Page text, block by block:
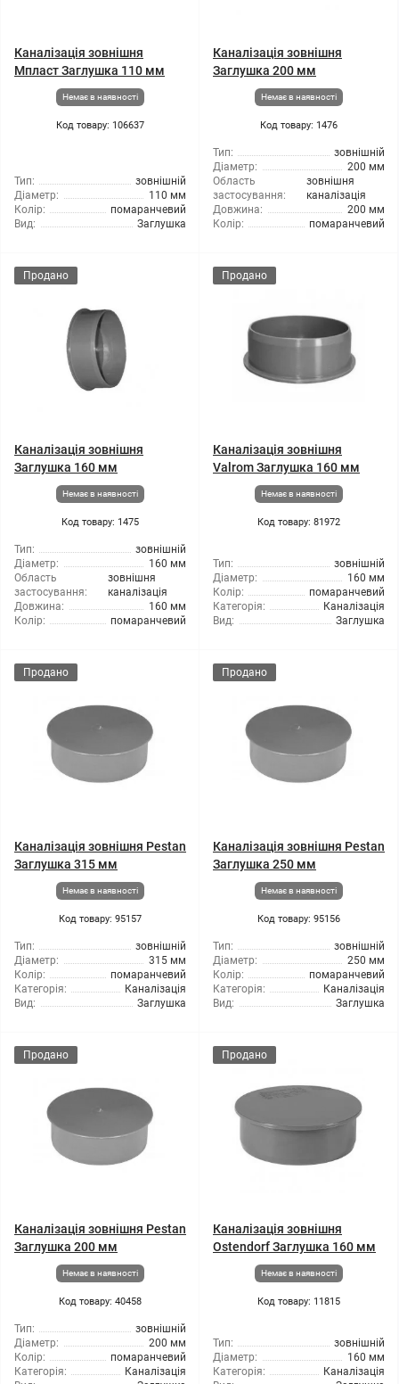
Каналізація зовнішня
Мпласт Заглушка 110 мм
Немає в наявності
Код товару: 106637
Тип:
зовнішній
Діаметр:
110 мм
Колір:
помаранчевий
Вид:
Заглушка
Каналізація зовнішня
Заглушка 200 мм
Немає в наявності
Код товару: 1476
Тип:
зовнішній
Діаметр:
200 мм
Область
застосування:
зовнішня
каналізація
Довжина:
200 мм
Колір:
помаранчевий
Продано
Каналізація зовнішня
Заглушка 160 мм
Немає в наявності
Код товару: 1475
Тип:
зовнішній
Діаметр:
160 мм
Область
застосування:
зовнішня
каналізація
Довжина:
160 мм
Колір:
помаранчевий
Продано
Каналізація зовнішня
Valrom Заглушка 160 мм
Немає в наявності
Код товару: 81972
Тип:
зовнішній
Діаметр:
160 мм
Колір:
помаранчевий
Категорія:
Каналізація
Вид:
Заглушка
Продано
Каналізація зовнішня Pestan
Заглушка 315 мм
Немає в наявності
Код товару: 95157
Тип:
зовнішній
Діаметр:
315 мм
Колір:
помаранчевий
Категорія:
Каналізація
Вид:
Заглушка
Продано
Каналізація зовнішня Pestan
Заглушка 250 мм
Немає в наявності
Код товару: 95156
Тип:
зовнішній
Діаметр:
250 мм
Колір:
помаранчевий
Категорія:
Каналізація
Вид:
Заглушка
Продано
Каналізація зовнішня Pestan
Заглушка 200 мм
Немає в наявності
Код товару: 40458
Тип:
зовнішній
Діаметр:
200 мм
Колір:
помаранчевий
Категорія:
Каналізація
Продано
Каналізація зовнішня
Ostendorf Заглушка 160 мм
Немає в наявності
Код товару: 11815
Тип:
зовнішній
Діаметр:
160 мм
Категорія:
Каналізація